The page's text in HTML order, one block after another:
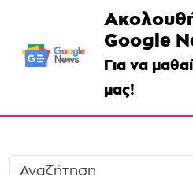
Google
Για να
μας!